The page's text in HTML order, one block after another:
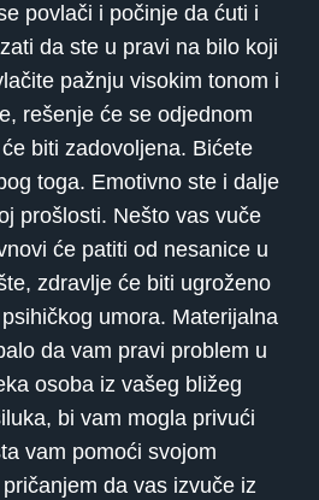
povlači i počinje da ćuti i
da ste u pravi na bilo koji
pažnju visokim tonom i
rešenje će se odjednom
biti zadovoljena. Bićete
toga. Emotivno ste i dalje
prošlosti. Nešto vas vuče
će patiti od nesanice u
zdravlje će biti ugroženo
umora. Materijalna
da vam pravi problem u
osoba iz vašeg bližeg
bi vam mogla privući
vam pomoći svojom
da vas izvuče iz